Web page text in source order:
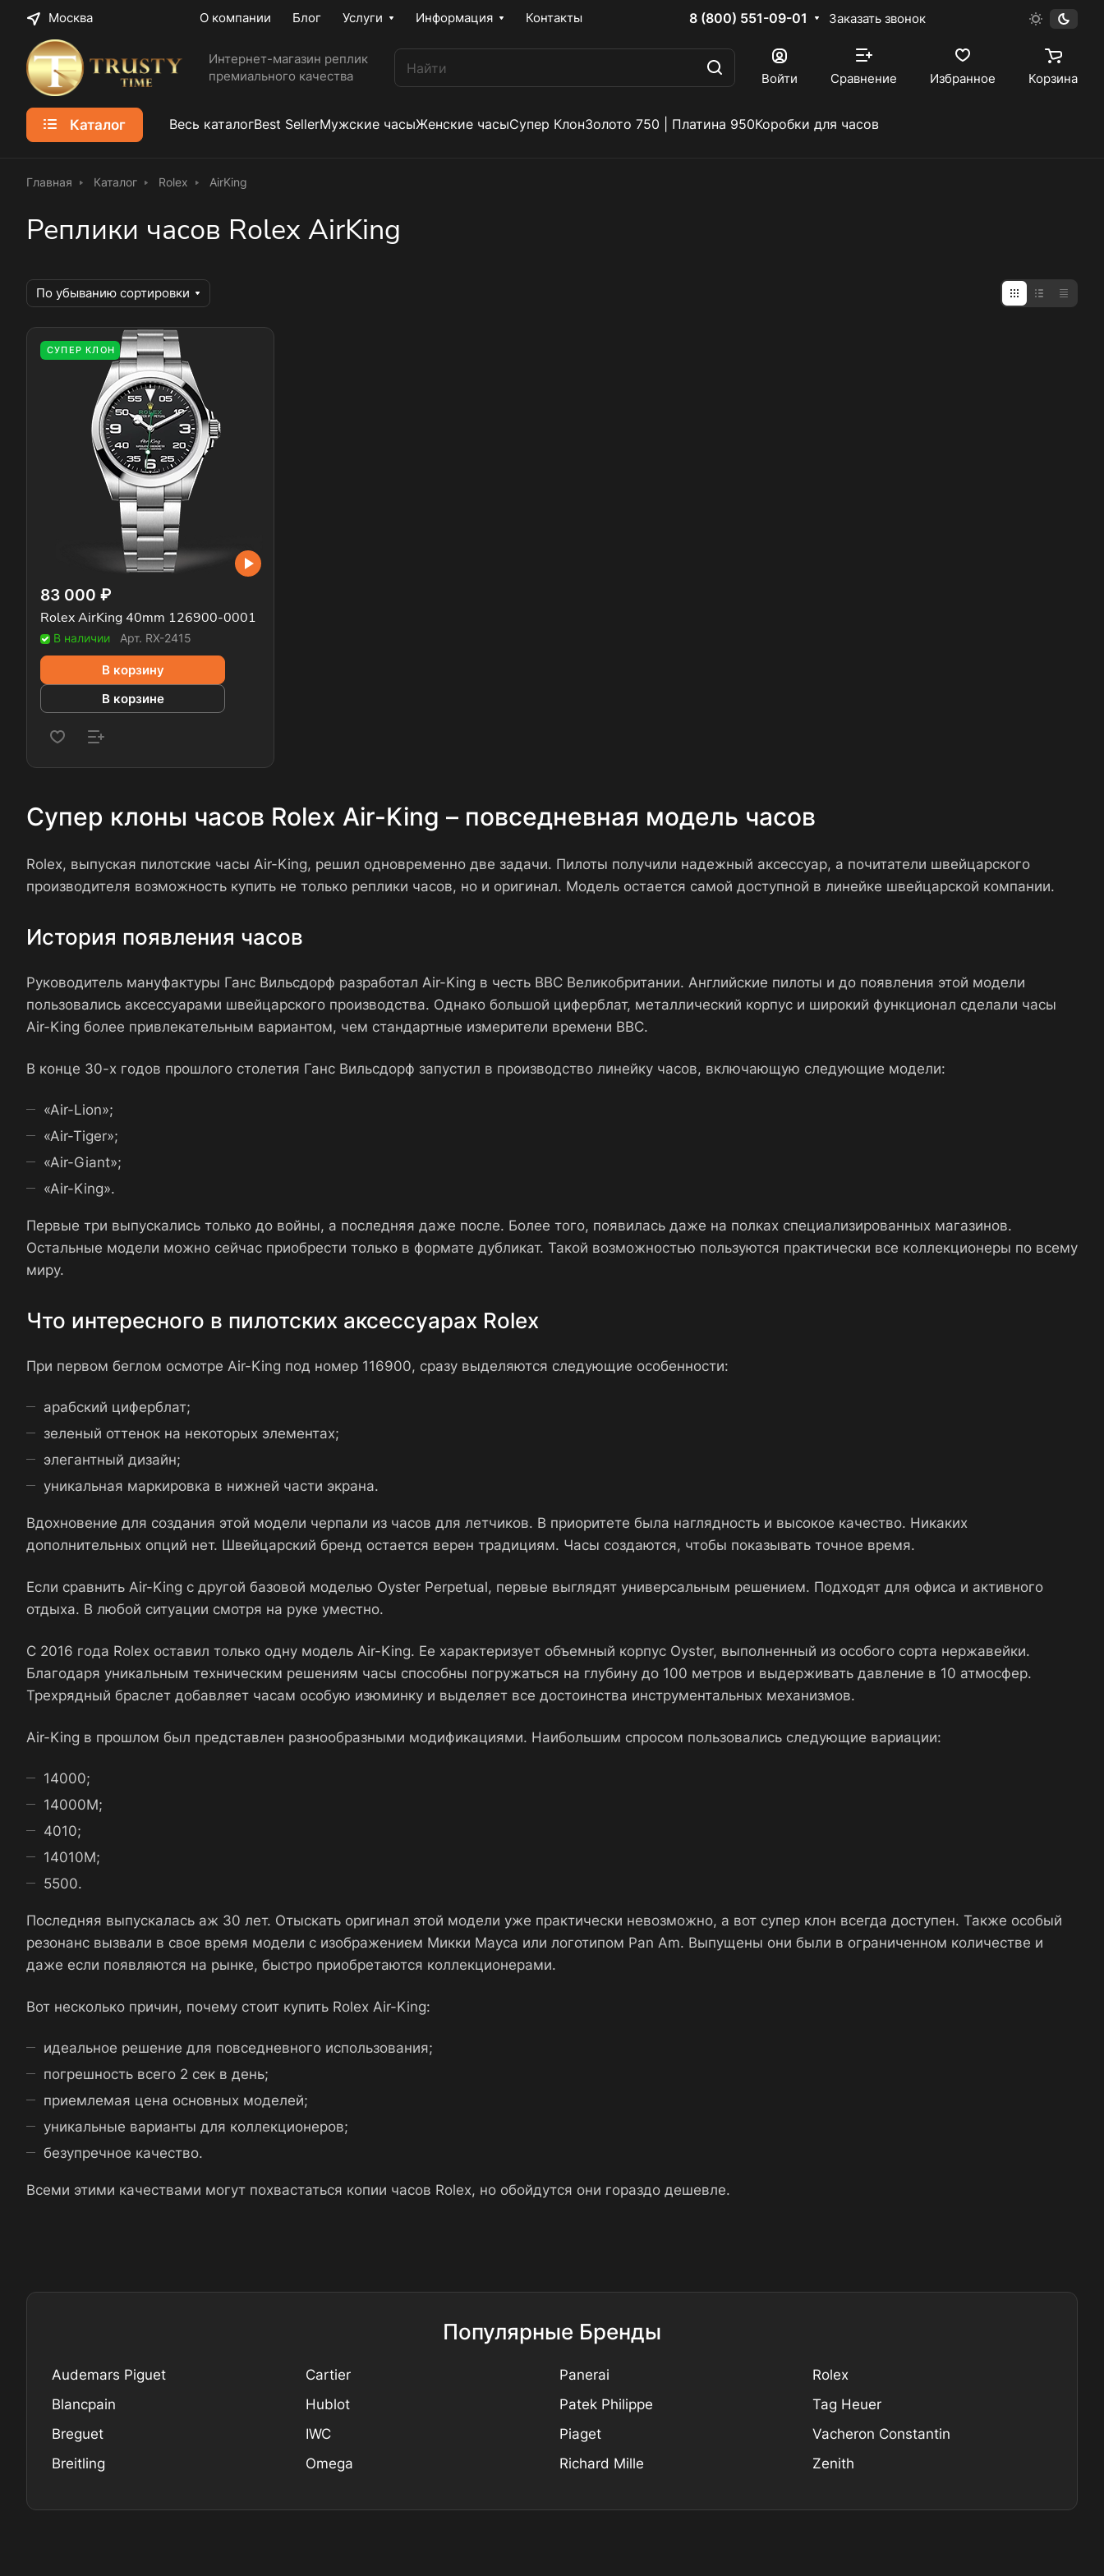
Москва О компании Блог Услуги Информация Контакты 8 (800) 551-09-01 Заказать звонок
Интернет-магазин реплик
премиального качества
Войти Сравнение Избранное Корзина
Каталог Весь каталогBest SellerМужские часыЖенские часыСупер КлонЗолото 750 | Платина 950Коробки для часов
Главная Каталог Rolex AirKing
Реплики часов Rolex AirKing
По убыванию сортировки
СУПЕР КЛОН
83 000 ₽
Rolex AirKing 40mm 126900-0001
В наличии Арт. RX-2415
В корзину
В корзине
Супер клоны часов Rolex Air-King – повседневная модель часов
Rolex, выпуская пилотские часы Air-King, решил одновременно две задачи. Пилоты получили надежный аксессуар, а почитатели швейцарского
производителя возможность купить не только реплики часов, но и оригинал. Модель остается самой доступной в линейке швейцарской компании.
История появления часов
Руководитель мануфактуры Ганс Вильсдорф разработал Air-King в честь ВВС Великобритании. Английские пилоты и до появления этой модели
пользовались аксессуарами швейцарского производства. Однако большой циферблат, металлический корпус и широкий функционал сделали часы
Air-King более привлекательным вариантом, чем стандартные измерители времени ВВС.
В конце 30-х годов прошлого столетия Ганс Вильсдорф запустил в производство линейку часов, включающую следующие модели:
«Air-Lion»;
«Air-Tiger»;
«Air-Giant»;
«Air-King».
Первые три выпускались только до войны, а последняя даже после. Более того, появилась даже на полках специализированных магазинов.
Остальные модели можно сейчас приобрести только в формате дубликат. Такой возможностью пользуются практически все коллекционеры по всему
миру.
Что интересного в пилотских аксессуарах Rolex
При первом беглом осмотре Air-King под номер 116900, сразу выделяются следующие особенности:
арабский циферблат;
зеленый оттенок на некоторых элементах;
элегантный дизайн;
уникальная маркировка в нижней части экрана.
Вдохновение для создания этой модели черпали из часов для летчиков. В приоритете была наглядность и высокое качество. Никаких
дополнительных опций нет. Швейцарский бренд остается верен традициям. Часы создаются, чтобы показывать точное время.
Если сравнить Air-King с другой базовой моделью Oyster Perpetual, первые выглядят универсальным решением. Подходят для офиса и активного
отдыха. В любой ситуации смотря на руке уместно.
С 2016 года Rolex оставил только одну модель Air-King. Ее характеризует объемный корпус Oyster, выполненный из особого сорта нержавейки.
Благодаря уникальным техническим решениям часы способны погружаться на глубину до 100 метров и выдерживать давление в 10 атмосфер.
Трехрядный браслет добавляет часам особую изюминку и выделяет все достоинства инструментальных механизмов.
Air-King в прошлом был представлен разнообразными модификациями. Наибольшим спросом пользовались следующие вариации:
14000;
14000M;
4010;
14010M;
5500.
Последняя выпускалась аж 30 лет. Отыскать оригинал этой модели уже практически невозможно, а вот супер клон всегда доступен. Также особый
резонанс вызвали в свое время модели с изображением Микки Мауса или логотипом Pan Am. Выпущены они были в ограниченном количестве и
даже если появляются на рынке, быстро приобретаются коллекционерами.
Вот несколько причин, почему стоит купить Rolex Air-King:
идеальное решение для повседневного использования;
погрешность всего 2 сек в день;
приемлемая цена основных моделей;
уникальные варианты для коллекционеров;
безупречное качество.
Всеми этими качествами могут похвастаться копии часов Rolex, но обойдутся они гораздо дешевле.
Популярные Бренды
Audemars Piguet
Blancpain
Breguet
Breitling
Cartier
Hublot
IWC
Omega
Panerai
Patek Philippe
Piaget
Richard Mille
Rolex
Tag Heuer
Vacheron Constantin
Zenith